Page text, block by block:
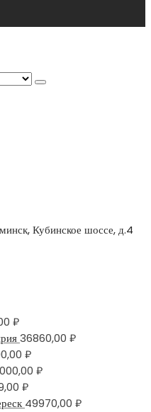
Кубинское шоссе, д.4
₽
36860,00 ₽
₽
₽
₽
49970,00 ₽